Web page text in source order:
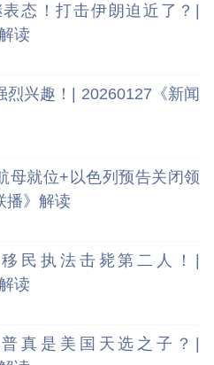
态！打击伊朗迫近了？|
读
烈兴趣！| 20260127《新闻
母就位+以色列预告关闭领
播》解读
民执法击毙第二人！|
读
真是美国天选之子？|